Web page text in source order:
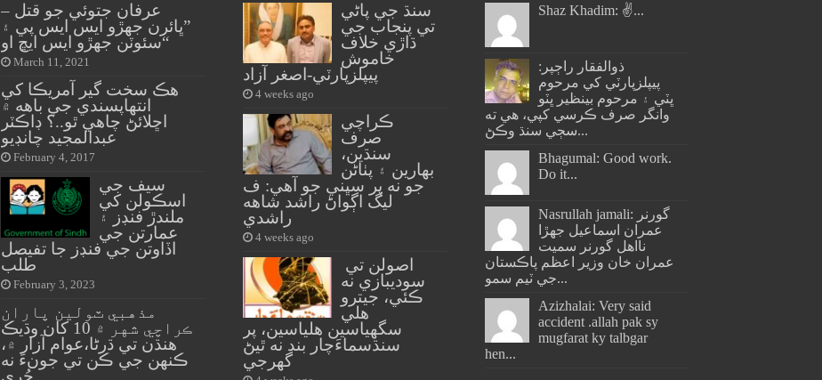
عرفان جتوئي جو قتل –
”ڀائرن جهڙو ايس ايس پي ۽
سئوٽن جهڙو ايس ايڇ او“
March 11, 2021
هڪ سخت گير آمريڪا کي
انتهاپسندي جي باهه ۾
اڇلائڻ چاهي ٿو..؟ ڊاڪٽر
عبدالمجيد چانڊيو
February 4, 2017
سيف جي
اسڪولن کي
ملندڙ فنڊز ۽
عمارتن جي
اڏاوتن جي فنڊز جا تفيصل
طلب
February 3, 2023
مذهبي ٽولين پاران
ڪراچي شهر ۾ 10 کان وڌيڪ
هنڌن تي ڌرڻا،عوام آزار ۾،
ڪنهن جي ڪن تي جونءَ نه
چُري
سنڌ جي پاڻي
تي پنجاب جي
ڌاڙي خلاف
خاموش
پيپلزپارٽي-اصغر آزاد
4 weeks ago
ڪراچي
صرف
سنڌين،
بهارين ۽ پٺاڻن
جو نه پر سڀني جو آهي: ف
ليگ اڳواڻ راشد شاهه
راشدي
4 weeks ago
سوديبازي نه
ڪئي، جيترو
هلي
سگهياسين هلياسين، پر
سنڌسماءَچار بند نه ٿيڻ
گهرجي
Shaz Khadim: ✌️...
ذوالفقار راڄپر:
پيپلزپارٽي کي مرحوم
ڀٽي ۽ مرحوم بينظير ڀٽو
وانگر صرف ڪرسي کپي، هي ته
سڄي سنڌ وڪڻ...
Bhagumal: Good work.
Do it...
Nasrullah jamali: گورنر
عمران اسماعيل جھڙا
نااهل گورنر سميت
عمران خان وزير اعظم پاڪستان
جي ٽيم سمو...
Azizhalai: Very said
accident .allah pak sy
mugfarat ky talbgar
hen...